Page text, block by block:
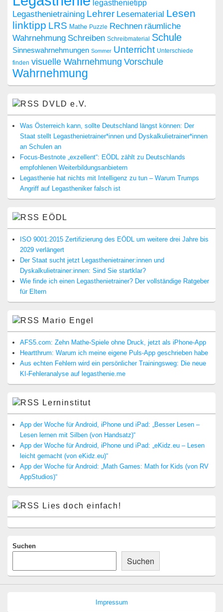
legasthenietipp
Legasthenietraining Lehrer Lesematerial Lesen
linktipp LRS Mathe Puzzle Rechnen räumliche
Wahrnehmung Schreiben Schreibmaterial Schule
Sinneswahrnehmungen Sommer Unterricht Unterschiede
finden visuelle Wahrnehmung Vorschule
Wahrnehmung
DVLD e.V.
Was Österreich kann, sollte Deutschland längst können: Der
Staat stellt Legasthenietrainer*innen und Dyskalkulietrainer*innen
an Schulen an
Focus-Bestnote „exzellent“: EÖDL zählt zu Deutschlands
empfohlenen Weiterbildungsanbietern
Legasthenie hat nichts mit Intelligenz zu tun – Warum Trumps
Angriff auf Legastheniker falsch ist
EÖDL
ISO 9001:2015 Zertifizierung des EÖDL um weitere drei Jahre bis
2029 verlängert
Der Staat sucht jetzt Legasthenietrainer:innen und
Dyskalkulietrainer:innen: Sind Sie startklar?
Wie finde ich einen Legasthenietrainer? Der vollständige Ratgeber
für Eltern
Mario Engel
AFS5.com: Zehn Mathe-Spiele ohne Druck, jetzt als iPhone-App
Heartthrum: Warum ich meine eigene Puls-App geschrieben habe
Aus echten Fehlern wird ein persönlicher Trainingsweg: Die neue
KI-Fehleranalyse auf legasthenie.me
Lerninstitut
App der Woche für Android, iPhone und iPad: „Besser Lesen –
Lesen lernen mit Silben (von Handsatz)“
App der Woche für Android, iPhone und iPad: „eKidz.eu – Lesen
leicht gemacht (von eKidz.eu)“
App der Woche für Android: „Math Games: Math for Kids (von RV
AppStudios)“
Lies doch einfach!
Suchen
Suchen
Impressum